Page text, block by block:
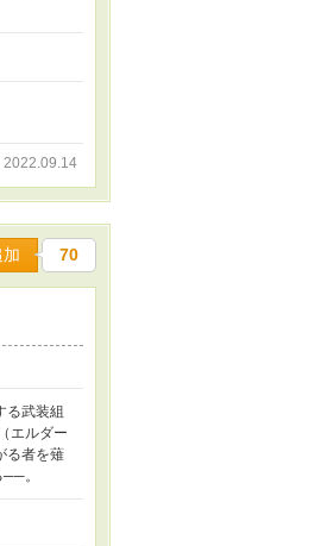
2022.09.14
70
る武装組
エルダー
る者を薙
。